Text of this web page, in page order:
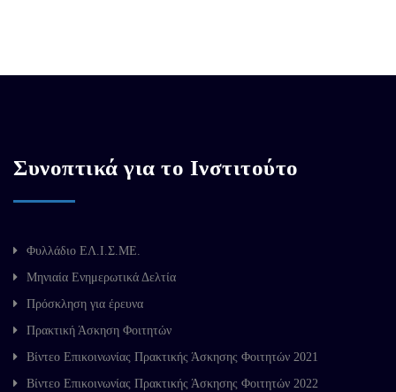
Συνοπτικά για το Ινστιτούτο
Φυλλάδιο ΕΛ.Ι.Σ.ΜΕ.
Μηνιαία Ενημερωτικά Δελτία
Πρόσκληση για έρευνα
Πρακτική Άσκηση Φοιτητών
Βίντεο Επικοινωνίας Πρακτικής Άσκησης Φοιτητών 2021
Βίντεο Επικοινωνίας Πρακτικής Άσκησης Φοιτητών 2022